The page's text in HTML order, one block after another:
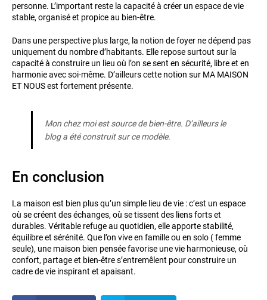
personne. L’important reste la capacité à créer un espace de vie
stable, organisé et propice au bien-être.
Dans une perspective plus large, la notion de foyer ne dépend pas
uniquement du nombre d’habitants. Elle repose surtout sur la
capacité à construire un lieu où l’on se sent en sécurité, libre et en
harmonie avec soi-même. D’ailleurs cette notion sur MA MAISON
ET NOUS est fortement présente.
Mon chez moi est source de bien-être. D’ailleurs le
blog a été construit sur ce modèle.
En conclusion
La maison est bien plus qu’un simple lieu de vie : c’est un espace
où se créent des échanges, où se tissent des liens forts et
durables. Véritable refuge au quotidien, elle apporte stabilité,
équilibre et sérénité. Que l’on vive en famille ou en solo ( femme
seule), une maison bien pensée favorise une vie harmonieuse, où
confort, partage et bien-être s’entremêlent pour construire un
cadre de vie inspirant et apaisant.